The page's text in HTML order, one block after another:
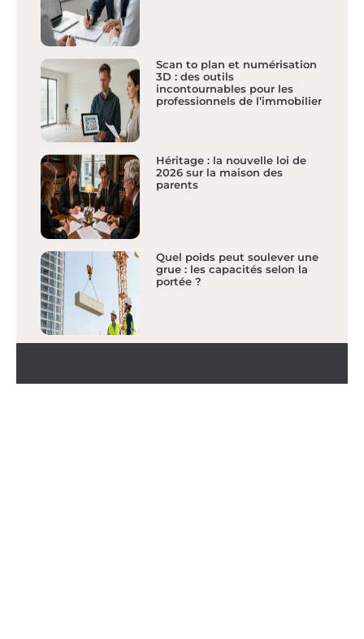
Scan to plan et numérisation
3D : des outils
incontournables pour les
professionnels de l’immobilier
Héritage : la nouvelle loi de
2026 sur la maison des
parents
Quel poids peut soulever une
grue : les capacités selon la
portée ?